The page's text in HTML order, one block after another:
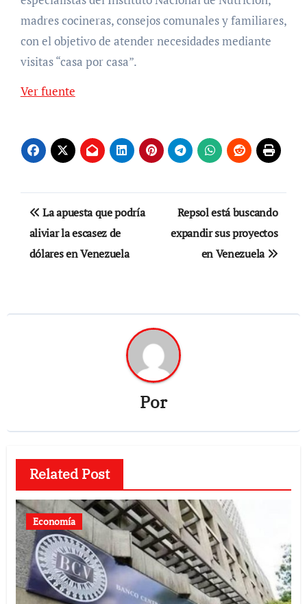
madres cocineras, consejos comunales y familiares,
con el objetivo de atender necesidades mediante
visitas “casa por casa”.
Ver fuente
Navegación
de
entradas
La apuesta que podría
aliviar la escasez de
dólares en Venezuela
Repsol está buscando
expandir sus proyectos
en Venezuela
Por
Related Post
Economía